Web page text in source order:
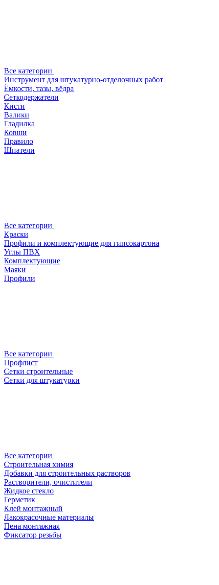
Все категории
Инструмент для штукатурно-отделочных работ
Ёмкости, тазы, вёдра
Сеткодержатели
Кисти
Валики
Гладилка
Ковши
Правило
Шпатели
Все категории
Краски
Профили и комплектующие для гипсокартона
Углы ПВХ
Комплектующие
Маяки
Профили
Все категории
Профлист
Сетки строительные
Сетки для штукатурки
Все категории
Строительная химия
Добавки для строительных растворов
Растворители, очистители
Жидкое стекло
Герметик
Клей монтажный
Лакокрасочные материалы
Пена монтажная
Фиксатор резьбы